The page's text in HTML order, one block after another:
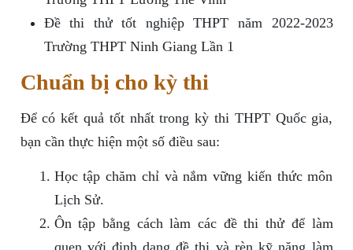
Đề thi thử tốt nghiệp THPT năm 2022-2023
Trường THPT Ninh Giang Lần 1
Chuẩn bị cho kỳ thi
Để có kết quả tốt nhất trong kỳ thi THPT Quốc gia,
bạn cần thực hiện một số điều sau:
Học tập chăm chỉ và nắm vững kiến thức môn
Lịch Sử.
Ôn tập bằng cách làm các đề thi thử để làm